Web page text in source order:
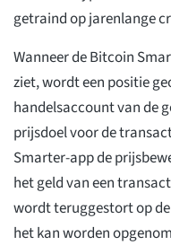
getraind op jarenlange
Wanneer de Bitcoin
ziet, wordt een positie
handelsaccount van de
prijsdoel voor de
Smarter-app de
het geld van een
wordt teruggestort op
het kan worden